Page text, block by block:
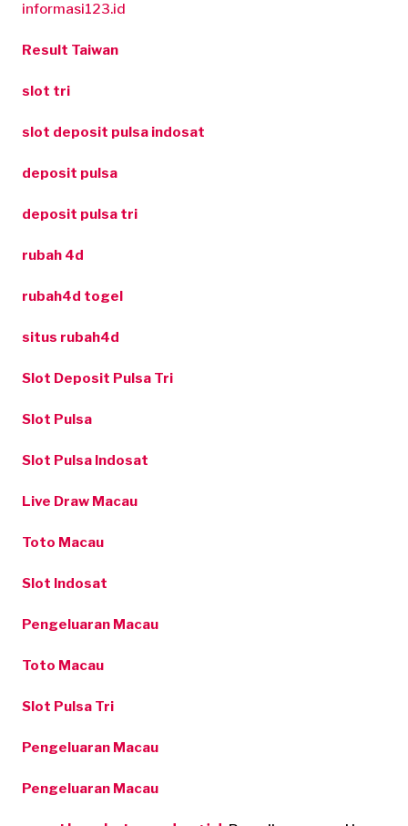
informasi123.id
Result Taiwan
slot tri
slot deposit pulsa indosat
deposit pulsa
deposit pulsa tri
rubah 4d
rubah4d togel
situs rubah4d
Slot Deposit Pulsa Tri
Slot Pulsa
Slot Pulsa Indosat
Live Draw Macau
Toto Macau
Slot Indosat
Pengeluaran Macau
Toto Macau
Slot Pulsa Tri
Pengeluaran Macau
Pengeluaran Macau